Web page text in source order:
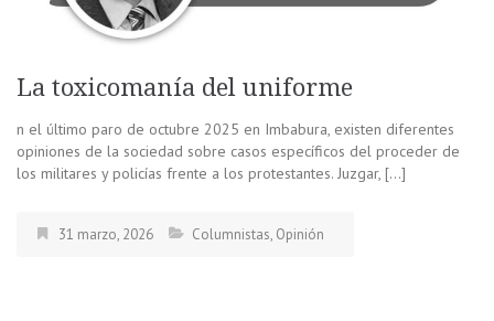
La toxicomanía del uniforme
n el último paro de octubre 2025 en Imbabura, existen diferentes
opiniones de la sociedad sobre casos específicos del proceder de
los militares y policías frente a los protestantes. Juzgar, […]
31 marzo, 2026 Columnistas, Opinión